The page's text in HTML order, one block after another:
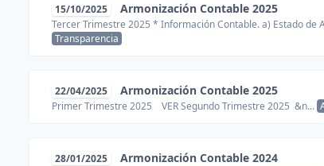
15/10/2025 Armonización Contable 2025
Tercer Trimestre 2025 * Información Contable. a) Estado de
Transparencia
22/04/2025 Armonización Contable 2025
Primer Trimestre 2025 VER Segundo Trimestre 2025 &n...
28/01/2025 Armonización Contable 2024